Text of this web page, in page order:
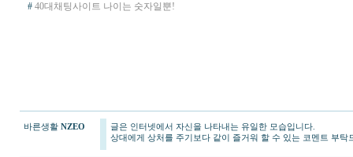
#40대채팅사이트 나이는 숫자일뿐!
바른생활 NZEO
글은 인터넷에서 자신을 나타내는 유일한 모습입니다.
상대에게 상처를 주기보다 같이 즐거워 할 수 있는 코멘트 부탁